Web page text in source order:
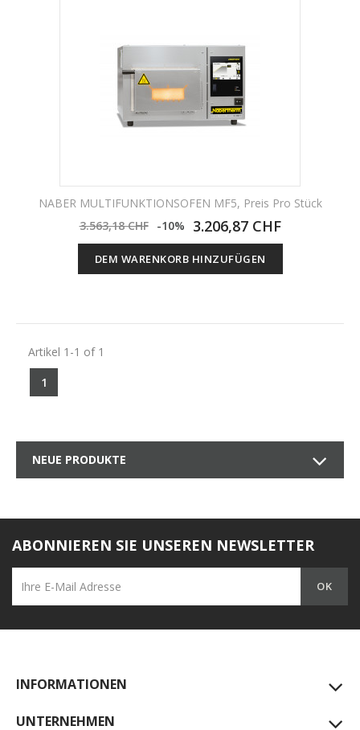
NABER MULTIFUNKTIONSOFEN MF5, Preis Pro Stück
3.563,18 CHF
-10% 3.206,87 CHF
DEM WARENKORB HINZUFÜGEN
Artikel 1-1 of 1
1
NEUE PRODUKTE
ABONNIEREN SIE UNSEREN NEWSLETTER
INFORMATIONEN
UNTERNEHMEN